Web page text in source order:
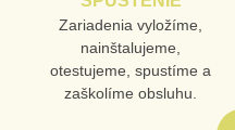
Zariadenia vyložíme,
nainštalujeme,
otestujeme, spustíme a
zaškolíme obsluhu.